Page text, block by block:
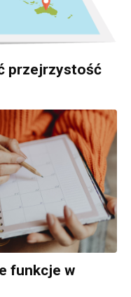
przejrzystość
funkcje w